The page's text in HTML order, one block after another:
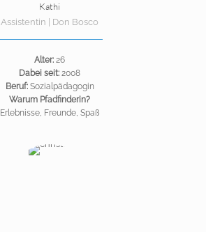
Kathi
Assistentin | Don Bosco
Alter: 26
Dabei seit: 2008
Beruf:Sozialpädagogin
Warum Pfadfinderin?
Erlebnisse, Freunde, Spaß